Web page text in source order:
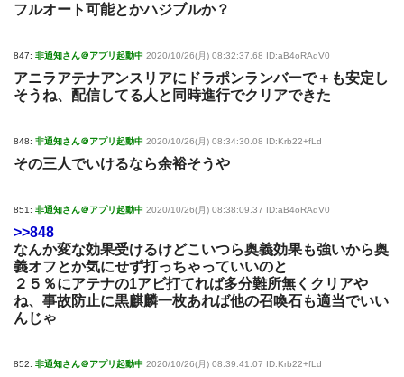
フルオート可能とかハジブルか？
847: 非通知さん＠アプリ起動中 2020/10/26(月) 08:32:37.68 ID:aB4oRAqV0
アニラアテナアンスリアにドラポンランバーで＋も安定し
そうね、配信してる人と同時進行でクリアできた
848: 非通知さん＠アプリ起動中 2020/10/26(月) 08:34:30.08 ID:Krb22+fLd
その三人でいけるなら余裕そうや
851: 非通知さん＠アプリ起動中 2020/10/26(月) 08:38:09.37 ID:aB4oRAqV0
>>848
なんか変な効果受けるけどこいつら奥義効果も強いから奥
義オフとか気にせず打っちゃっていいのと
２５％にアテナの1アビ打てれば多分難所無くクリアや
ね、事故防止に黒麒麟一枚あれば他の召喚石も適当でいい
んじゃ
852: 非通知さん＠アプリ起動中 2020/10/26(月) 08:39:41.07 ID:Krb22+fLd